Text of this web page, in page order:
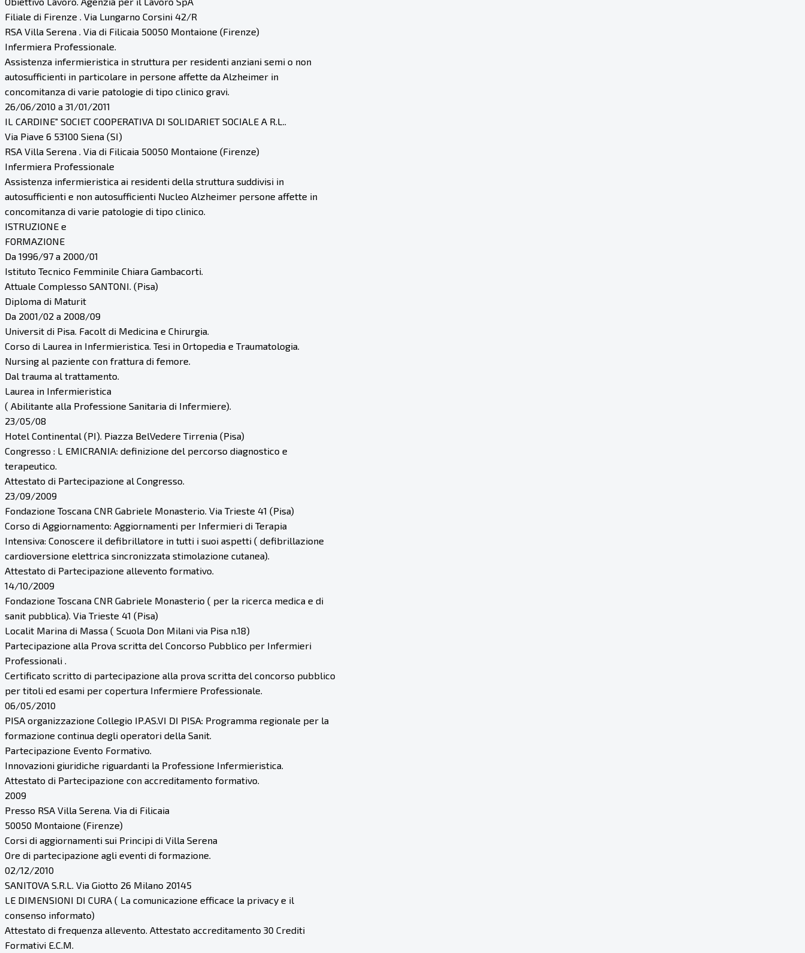
Filiale di Firenze . Via Lungarno Corsini 42/R
RSA Villa Serena . Via di Filicaia 50050 Montaione (Firenze)
Infermiera Professionale.
Assistenza infermieristica in struttura per residenti anziani semi o non
autosufficienti in particolare in persone affette da Alzheimer in
concomitanza di varie patologie di tipo clinico gravi.
26/06/2010 a 31/01/2011
IL CARDINE" SOCIET COOPERATIVA DI SOLIDARIET SOCIALE A R.L..
Via Piave 6 53100 Siena (SI)
RSA Villa Serena . Via di Filicaia 50050 Montaione (Firenze)
Infermiera Professionale
Assistenza infermieristica ai residenti della struttura suddivisi in
autosufficienti e non autosufficienti Nucleo Alzheimer persone affette in
concomitanza di varie patologie di tipo clinico.
ISTRUZIONE e
FORMAZIONE
Da 1996/97 a 2000/01
Istituto Tecnico Femminile Chiara Gambacorti.
Attuale Complesso SANTONI. (Pisa)
Diploma di Maturit
Da 2001/02 a 2008/09
Universit di Pisa. Facolt di Medicina e Chirurgia.
Corso di Laurea in Infermieristica. Tesi in Ortopedia e Traumatologia.
Nursing al paziente con frattura di femore.
Dal trauma al trattamento.
Laurea in Infermieristica
( Abilitante alla Professione Sanitaria di Infermiere).
23/05/08
Hotel Continental (PI). Piazza BelVedere Tirrenia (Pisa)
Congresso : L EMICRANIA: definizione del percorso diagnostico e
terapeutico.
Attestato di Partecipazione al Congresso.
23/09/2009
Fondazione Toscana CNR Gabriele Monasterio. Via Trieste 41 (Pisa)
Corso di Aggiornamento: Aggiornamenti per Infermieri di Terapia
Intensiva: Conoscere il defibrillatore in tutti i suoi aspetti ( defibrillazione
cardioversione elettrica sincronizzata stimolazione cutanea).
Attestato di Partecipazione allevento formativo.
14/10/2009
Fondazione Toscana CNR Gabriele Monasterio ( per la ricerca medica e di
sanit pubblica). Via Trieste 41 (Pisa)
Localit Marina di Massa ( Scuola Don Milani via Pisa n.18)
Partecipazione alla Prova scritta del Concorso Pubblico per Infermieri
Professionali .
Certificato scritto di partecipazione alla prova scritta del concorso pubblico
per titoli ed esami per copertura Infermiere Professionale.
06/05/2010
PISA organizzazione Collegio IP.AS.VI DI PISA: Programma regionale per la
formazione continua degli operatori della Sanit.
Partecipazione Evento Formativo.
Innovazioni giuridiche riguardanti la Professione Infermieristica.
Attestato di Partecipazione con accreditamento formativo.
2009
Presso RSA Villa Serena. Via di Filicaia
50050 Montaione (Firenze)
Corsi di aggiornamenti sui Principi di Villa Serena
Ore di partecipazione agli eventi di formazione.
02/12/2010
SANITOVA S.R.L. Via Giotto 26 Milano 20145
LE DIMENSIONI DI CURA ( La comunicazione efficace la privacy e il
consenso informato)
Attestato di frequenza allevento. Attestato accreditamento 30 Crediti
Formativi E.C.M.